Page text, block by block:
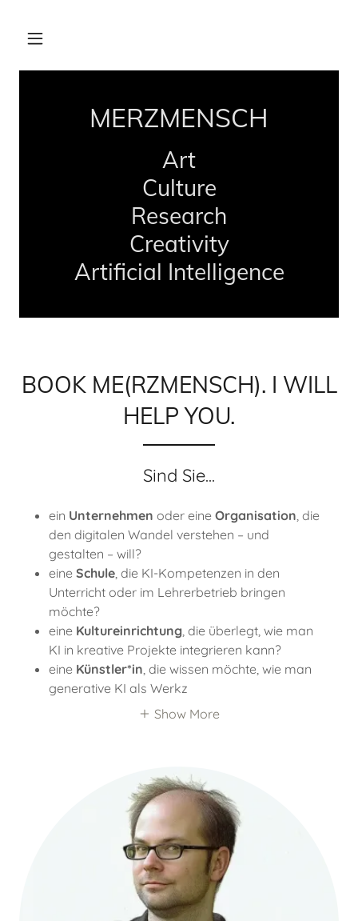
MERZMENSCH
Art
Culture
Research
Creativity
Artificial Intelligence
BOOK ME(RZMENSCH). I WILL
HELP YOU.
Sind Sie...
ein Unternehmen oder eine Organisation, die
den digitalen Wandel verstehen – und
gestalten – will?
eine Schule, die KI-Kompetenzen in den
Unterricht oder im Lehrerbetrieb bringen
möchte?
eine Kultureinrichtung, die überlegt, wie man
KI in kreative Projekte integrieren kann?
eine Künstler*in, die wissen möchte, wie man
generative KI als Werkz
Show More